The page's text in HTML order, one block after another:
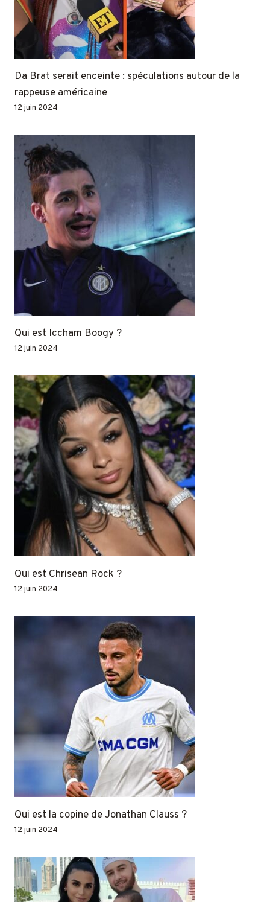
Da Brat serait enceinte : spéculations autour de la
rappeuse américaine
12 juin 2024
Qui est Iccham Boogy ?
12 juin 2024
Qui est Chrisean Rock ?
12 juin 2024
Qui est la copine de Jonathan Clauss ?
12 juin 2024